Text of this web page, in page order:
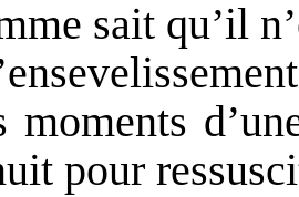
sait qu’il
moments
pour